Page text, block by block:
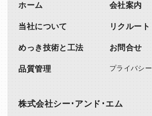
ホーム
当社について
めっき技術と工法
品質管理
会社案内
リクルート
お問合せ
プライバシー
株式会社シー･アンド･エム